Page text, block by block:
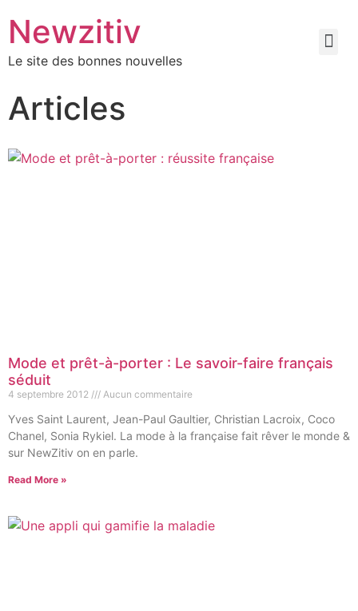
Newzitiv
Le site des bonnes nouvelles
Articles
Mode et prêt-à-porter : Le savoir-faire français
séduit
4 septembre 2012 Aucun commentaire
Yves Saint Laurent, Jean-Paul Gaultier, Christian Lacroix, Coco
Chanel, Sonia Rykiel. La mode à la française fait rêver le monde &
sur NewZitiv on en parle.
Read More »